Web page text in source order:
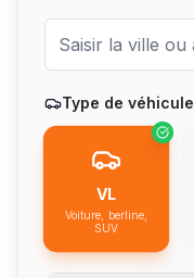
Type de véhicule
VL
Voiture, berline,
SUV